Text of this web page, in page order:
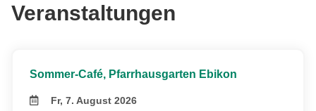
Veranstaltungen
Sommer-Café, Pfarrhausgarten Ebikon
Fr, 7. August 2026